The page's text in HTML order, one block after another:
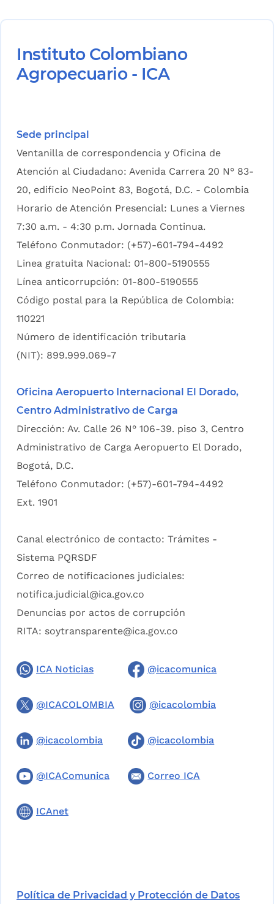
Instituto Colombiano
Agropecuario - ICA
Sede principal
Ventanilla de correspondencia y Oficina de
Atención al Ciudadano: Avenida Carrera 20 N° 83-
20, edificio NeoPoint 83, Bogotá, D.C. - Colombia
Horario de Atención Presencial: Lunes a Viernes
7:30 a.m. - 4:30 p.m. Jornada Continua.
Teléfono Conmutador: (+57)-601-794-4492
Linea gratuita Nacional: 01-800-5190555
Línea anticorrupción: 01-800-5190555
Código postal para la República de Colombia:
110221
Número de identificación tributaria
(NIT): 899.999.069-7
Oficina Aeropuerto Internacional El Dorado,
Centro Administrativo de Carga
Dirección: Av. Calle 26 N° 106-39. piso 3, Centro
Administrativo de Carga Aeropuerto El Dorado,
Bogotá, D.C.
Teléfono Conmutador: (+57)-601-794-4492
Ext. 1901
Canal electrónico de contacto: Trámites -
Sistema PQRSDF
Correo de notificaciones judiciales:
notifica.judicial@ica.gov.co
Denuncias por actos de corrupción
RITA: soytransparente@ica.gov.co
ICA Noticias @icacomunica
@ICACOLOMBIA @icacolombia
@icacolombia @icacolombia
@ICAComunica Correo ICA
ICAnet
Política de Privacidad y Protección de Datos